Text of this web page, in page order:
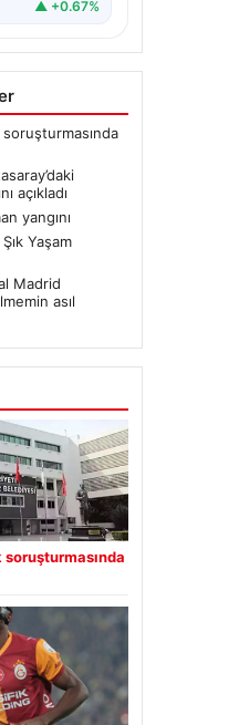
▲ +0.67%
açıkladı
yangını
Yaşam
Madrid
asıl